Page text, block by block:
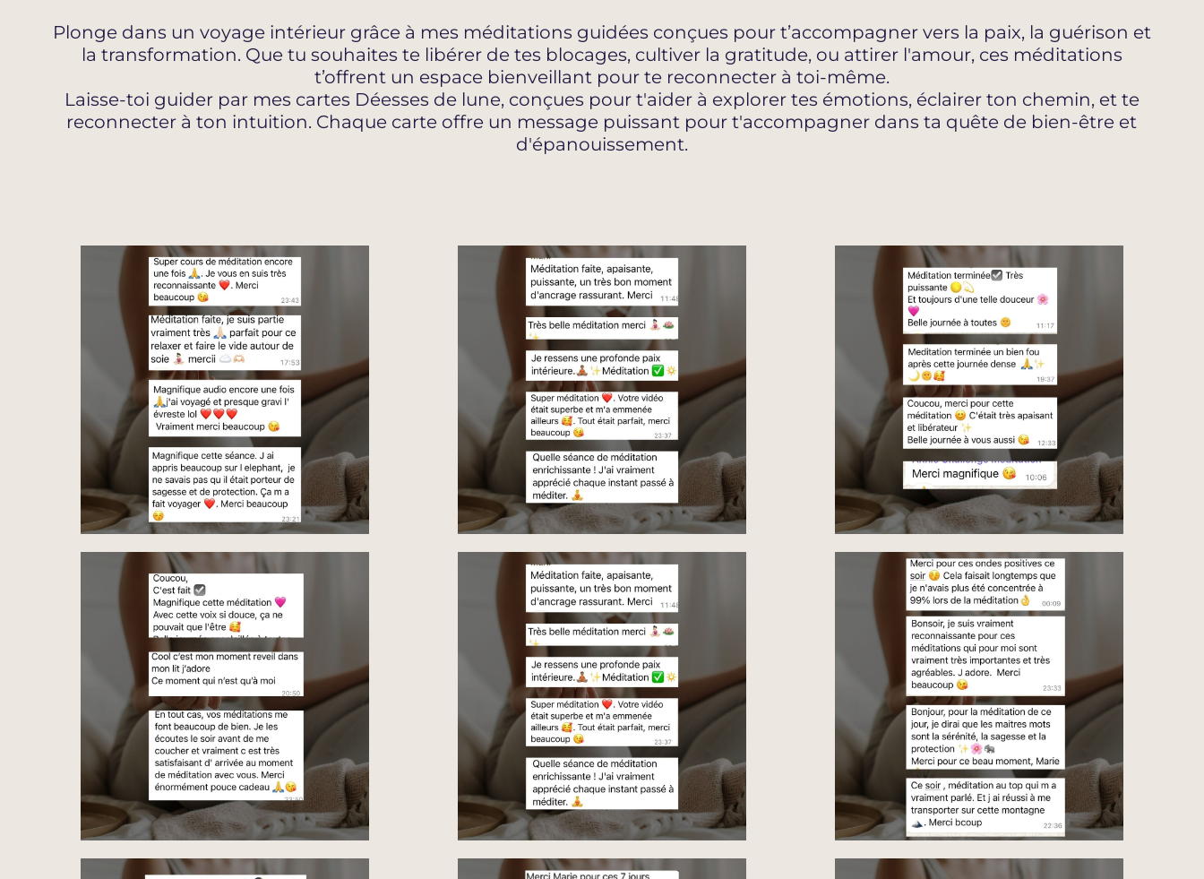
Plonge dans un voyage intérieur grâce à mes méditations guidées conçues pour t’accompagner vers la paix, la guérison et
la transformation. Que tu souhaites te libérer de tes blocages, cultiver la gratitude, ou attirer l'amour, ces méditations
t’offrent un espace bienveillant pour te reconnecter à toi-même.
Laisse-toi guider par mes cartes Déesses de lune, conçues pour t'aider à explorer tes émotions, éclairer ton chemin, et te
reconnecter à ton intuition. Chaque carte offre un message puissant pour t'accompagner dans ta quête de bien-être et
d'épanouissement.